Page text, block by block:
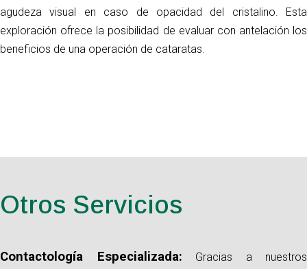
agudeza visual en caso de opacidad del cristalino. Esta
exploración ofrece la posibilidad de evaluar con antelación los
beneficios de una operación de cataratas.
Otros Servicios
Contactología Especializada: Gracias a nuestros